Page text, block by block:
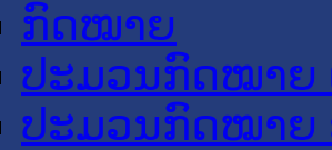
ກົດໝາຍ
ປະມວນກົດໝາຍ
ປະມວນກົດໝາຍ